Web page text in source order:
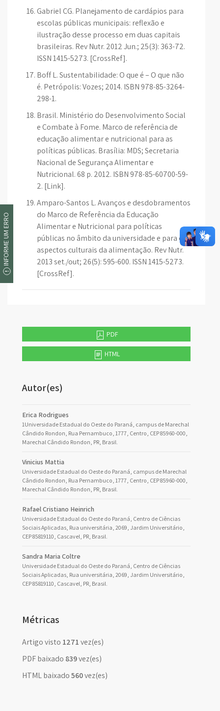
Gabriel CG. Planejamento de cardápios para
escolas públicas municipais: reflexão e
ilustração desse processo em duas capitais
brasileiras. Rev Nutr. 2012 Jun.; 25(3): 363-72.
ISSN 1415-5273. [CrossRef].
Boff L. Sustentabilidade: O que é – O que não
é. Petrópolis: Vozes; 2014. ISBN 978-85-3264-
298-1.
Brasil. Ministério do Desenvolvimento Social
e Combate à Fome. Marco de referência de
educação alimentar e nutricional para as
políticas públicas. Brasília: MDS; Secretaria
Nacional de Segurança Alimentar e
Nutricional. 68 p. 2012. ISBN 978-85-60700-59-
2. [Link].
Amparo-Santos L. Avanços e desdobramentos
do Marco de Referência da Educação
Alimentar e Nutricional para políticas
públicas no âmbito da universidade e para os
aspectos culturais da alimentação. Rev Nutr.
2013 set./out; 26(5): 595-600. ISSN 1415-5273.
[CrossRef].
PDF
HTML
Autor(es)
Erica Rodrigues
1Universidade Estadual do Oeste do Paraná, campus de Marechal
Cândido Rondon, Rua Pernambuco, 1777, Centro, CEP 85960-000,
Marechal Cândido Rondon, PR, Brasil.
Vinicius Mattia
Universidade Estadual do Oeste do Paraná, campus de Marechal
Cândido Rondon, Rua Pernambuco, 1777, Centro, CEP 85960-000,
Marechal Cândido Rondon, PR, Brasil.
Rafael Cristiano Heinrich
Universidade Estadual do Oeste do Paraná, Centro de Ciências
Sociais Aplicadas, Rua universitária, 2069, Jardim Universitário,
CEP 85819110, Cascavel, PR, Brasil.
Sandra Maria Coltre
Universidade Estadual do Oeste do Paraná, Centro de Ciências
Sociais Aplicadas, Rua universitária, 2069, Jardim Universitário,
CEP 85819110, Cascavel, PR, Brasil.
Métricas
Artigo visto 1271vez(es)
PDF baixado 839vez(es)
HTML baixado560vez(es)
INFORME UM ERRO